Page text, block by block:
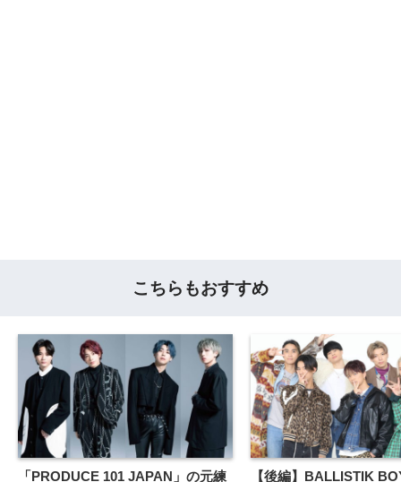
こちらもおすすめ
「PRODUCE 101 JAPAN」の元練
【後編】BALLISTIK